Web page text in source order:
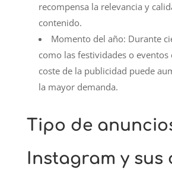
recompensa la relevancia y
contenido.
Momento del año: Durante
como las festividades o eventos
coste de la publicidad puede
la mayor demanda.
Tipo de
Instagram y sus